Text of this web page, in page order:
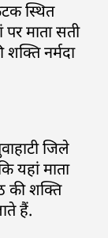
स्थित
पर माता सती
शक्ति नर्मदा
जिले
यहां माता
की शक्ति
हैं.